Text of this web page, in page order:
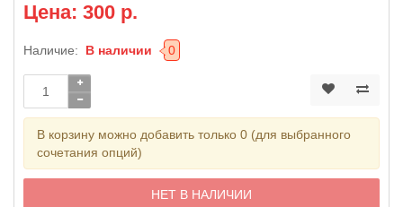
Цена: 300 р.
Наличие: В наличии 0
В корзину можно добавить только 0 (для выбранного
сочетания опций)
НЕТ В НАЛИЧИИ